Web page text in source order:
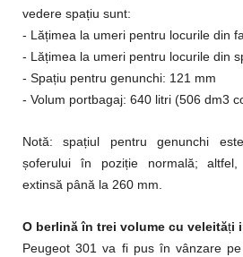
vedere spațiu sunt:
- Lățimea la umeri pentru locurile din
- Lățimea la umeri pentru locurile din
- Spațiu pentru genunchi: 121 mm
- Volum portbagaj: 640 litri (506 dm3
Notă: spațiul pentru genunchi
șoferului în poziție normală;
extinsă până la 260 mm.
O berlină în trei volume cu veleități
Peugeot 301 va fi pus în vânzare